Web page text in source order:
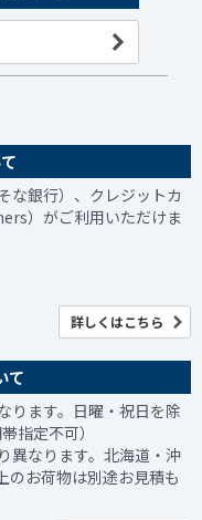
な銀行）、クレジットカ
）がご利用いただけま
詳しくはこちら
て
ります。日曜・祝日を除
指定不可）
異なります。北海道・沖
のお荷物は別途お見積も